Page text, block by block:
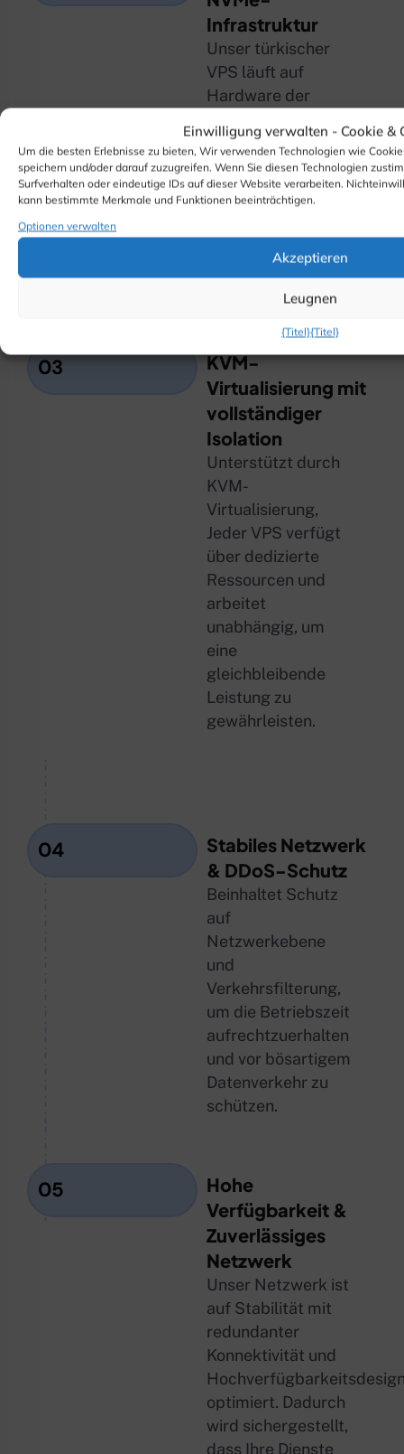
Einwilligung verwalten - Cookie &
Um die besten Erlebnisse zu bieten, Wir verwenden Technologien wie
speichern und/oder darauf zuzugreifen. Wenn Sie diesen Technologien
Surfverhalten oder eindeutige IDs auf dieser Website verarbeiten.
kann bestimmte Merkmale und Funktionen beeinträchtigen.
Optionen verwalten
Akzeptieren
Leugnen
{Titel}{Titel}
Infrastruktur
Unser türkischer
VPS läuft auf
Hardware der
mit NVMe-SSD-
Speicher,
Gewährleistung
einer schnellen
Datenverarbeitung
und zuverlässigen
Leistung.
03
KVM-
Virtualisierung mit
vollständiger
Isolation
Unterstützt durch
KVM-
Virtualisierung,
Jeder VPS verfügt
über dedizierte
Ressourcen und
arbeitet
unabhängig, um
eine
gleichbleibende
Leistung zu
gewährleisten.
04
Stabiles Netzwerk
& DDoS-Schutz
Beinhaltet Schutz
auf
Netzwerkebene
und
Verkehrsfilterung,
um die Betriebszeit
aufrechtzuerhalten
und vor bösartigem
Datenverkehr zu
schützen.
05
Hohe
Verfügbarkeit &
Zuverlässiges
Netzwerk
Unser Netzwerk ist
auf Stabilität mit
redundanter
Konnektivität und
optimiert. Dadurch
wird sichergestellt,
dass Ihre Dienste